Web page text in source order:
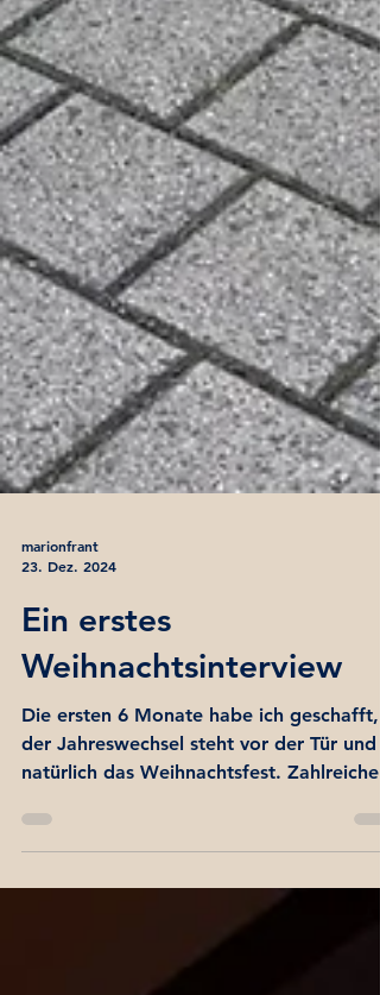
23. Dez. 2024
Ein erstes
Weihnachtsinterview
Die ersten 6 Monate habe ich geschafft,
natürlich das Weihnachtsfest. Zahlreiche
Weihnachtsgrüße...